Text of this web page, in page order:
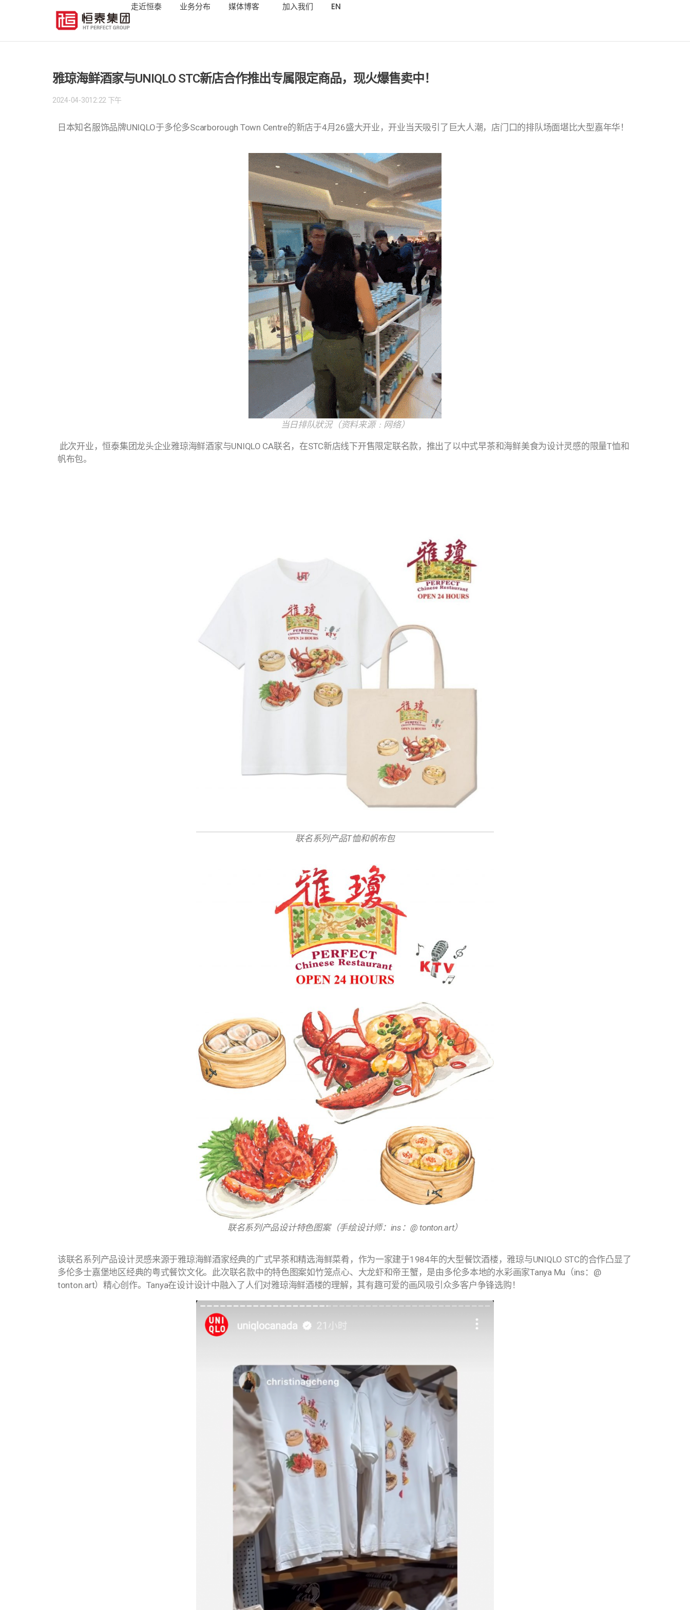
走近恒泰 业务分布 媒体博客 加入我们 EN
雅琼海鲜酒家与UNIQLO STC新店合作推出专属限定商品，现火爆售卖中！
2024-04-3012:22 下午
日本知名服饰品牌UNIQLO于多伦多Scarborough Town Centre的新店于4月26盛大开业，开业当天吸引了巨大人潮，店门口的排队场面堪比大型嘉年华！
当日排队狀況（资料来源﹕网络）
此次开业，恒泰集团龙头企业雅琼海鲜酒家与UNIQLO CA联名，在STC新店线下开售限定联名款，推出了以中式早茶和海鲜美食为设计灵感的限量T恤和
帆布包。
联名系列产品T恤和帆布包
联名系列产品设计特色图案（手绘设计师： ins ： @ tonton.art）
该联名系列产品设计灵感来源于雅琼海鲜酒家经典的广式早茶和精选海鲜菜肴，作为一家建于1984年的大型餐饮酒楼，雅琼与UNIQLO STC的合作凸显了
多伦多士嘉堡地区经典的粤式餐饮文化。此次联名款中的特色图案如竹笼点心、大龙虾和帝王蟹，是由多伦多本地的水彩画家Tanya Mu（ins：@
tonton.art）精心创作。Tanya在设计设计中融入了人们对雅琼海鲜酒楼的理解，其有趣可爱的画风吸引众多客户争锋选购！